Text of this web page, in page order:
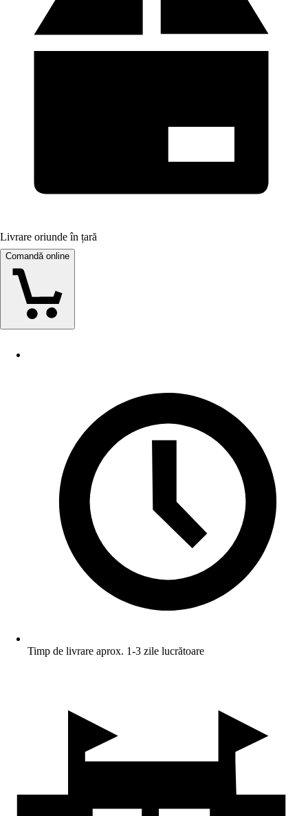
Livrare oriunde în țară
Comandă online
Timp de livrare aprox. 1-3 zile lucrătoare